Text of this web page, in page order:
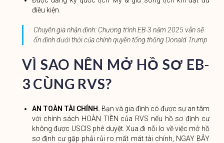
điều kiện.
Chuyên gia nhận định: Chương trình EB-3 năm 2025 vẫn sẽ
ổn định dưới thời của chính quyền tổng thống Donald Trump
VÌ SAO NÊN MỞ HỒ SƠ EB-
3 CÙNG RVS?
AN TOÀN TÀI CHÍNH. Bạn và gia đình có được sự an tâm
với chính sách HOÀN TIỀN của RVS nếu hồ sơ định cư
không được USCIS phê duyệt. Xua đi nỗi lo về việc mở hồ
sơ định cư gặp phải rủi ro mất mát tài chính, NGAY BÂY